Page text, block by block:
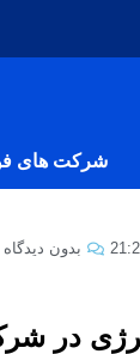
شرکت های
بدون دیدگاه
در